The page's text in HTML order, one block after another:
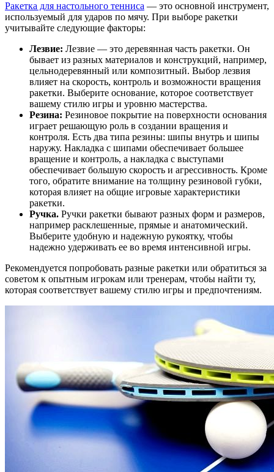
Ракетка для настольного тенниса — это основной инструмент,
используемый для ударов по мячу. При выборе ракетки
учитывайте следующие факторы:
Лезвие: Лезвие — это деревянная часть ракетки. Он
бывает из разных материалов и конструкций, например,
цельнодеревянный или композитный. Выбор лезвия
влияет на скорость, контроль и возможности вращения
ракетки. Выберите основание, которое соответствует
вашему стилю игры и уровню мастерства.
Резина: Резиновое покрытие на поверхности основания
играет решающую роль в создании вращения и
контроля. Есть два типа резины: шипы внутрь и шипы
наружу. Накладка с шипами обеспечивает большее
вращение и контроль, а накладка с выступами
обеспечивает большую скорость и агрессивность. Кроме
того, обратите внимание на толщину резиновой губки,
которая влияет на общие игровые характеристики
ракетки.
Ручка. Ручки ракетки бывают разных форм и размеров,
например расклешенные, прямые и анатомический.
Выберите удобную и надежную рукоятку, чтобы
надежно удерживать ее во время интенсивной игры.
Рекомендуется попробовать разные ракетки или обратиться за
советом к опытным игрокам или тренерам, чтобы найти ту,
которая соответствует вашему стилю игры и предпочтениям.